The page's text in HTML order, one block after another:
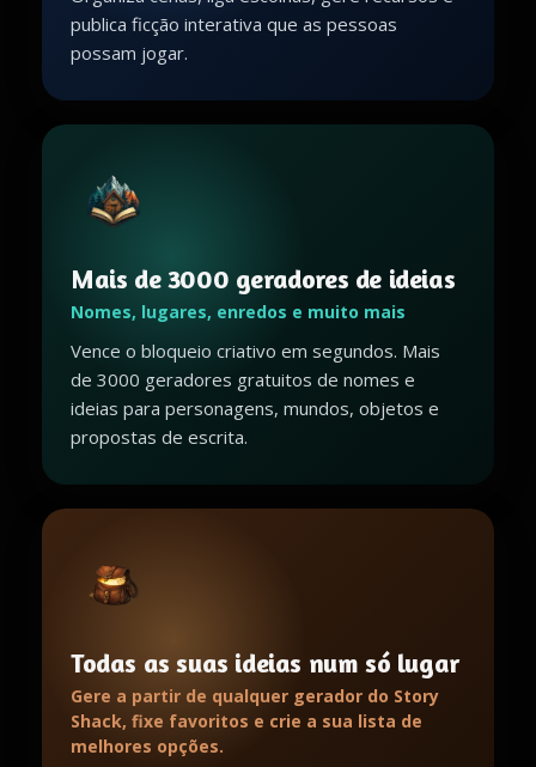
publica ficção interativa que as pessoas
possam jogar.
Mais de 3000 geradores de ideias
Nomes, lugares, enredos e muito mais
Vence o bloqueio criativo em segundos. Mais
de 3000 geradores gratuitos de nomes e
ideias para personagens, mundos, objetos e
propostas de escrita.
Todas as suas ideias num só lugar
Gere a partir de qualquer gerador do Story
Shack, fixe favoritos e crie a sua lista de
melhores opções.